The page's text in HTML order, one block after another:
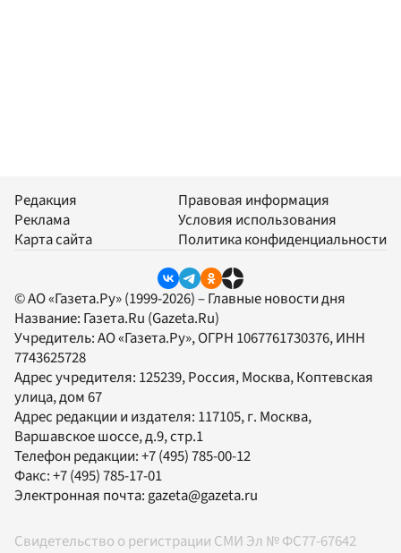
Редакция
Реклама
Карта сайта
Правовая информация
Условия использования
Политика конфиденциальности
© АО «Газета.Ру» (1999-2026) – Главные новости дня
Название: Газета.Ru (Gazeta.Ru)
Учредитель:АО «Газета.Ру», ОГРН 1067761730376, ИНН
7743625728
Адрес учредителя: 125239, Россия, Москва, Коптевская
улица, дом 67
Адрес редакции и издателя: 117105, г. Москва,
Варшавское шоссе, д.9, стр.1
Телефон редакции:+7 (495) 785-00-12
Факс:+7 (495) 785-17-01
Электронная почта:gazeta@gazeta.ru
Свидетельство о регистрации СМИ Эл № ФС77-67642